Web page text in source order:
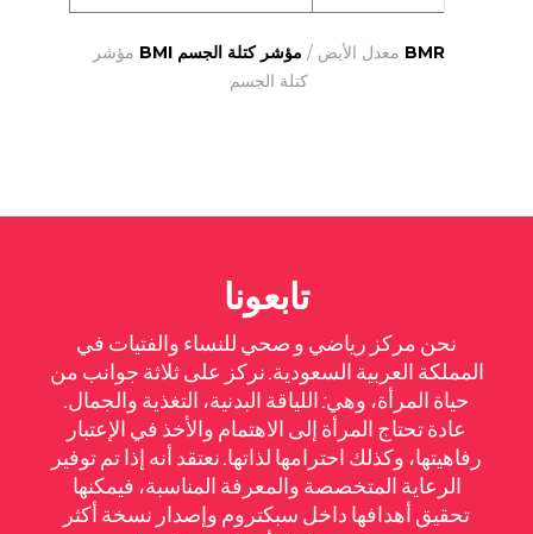
BMR معدل الأيض / مؤشر كتلة الجسم BMI
مؤشر
كتلة الجسم
تابعونا
نحن مركز رياضي و صحي للنساء والفتيات في
المملكة العربية السعودية. نركز على ثلاثة جوانب من
حياة المرأة، وهي: اللياقة البدنية، التغذية والجمال.
عادة تحتاج المرأة إلى الاهتمام والأخذ في الإعتبار
رفاهيتها، وكذلك احترامها لذاتها. نعتقد أنه إذا تم توفير
الرعاية المتخصصة والمعرفة المناسبة، فيمكنها
تحقيق أهدافها داخل سبكتروم وإصدار نسخة أكثر